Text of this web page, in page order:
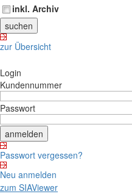
inkl. Archiv
zur Übersicht
Login
Kundennummer
Passwort
Passwort vergessen?
Neu anmelden
zum SIAViewer